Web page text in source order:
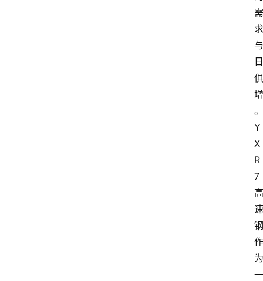
需
求
与
日
俱
增
。
Y
X
R
7
高
速
钢
作
为
一